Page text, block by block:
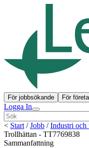
För jobbsökande För
Logga In
< Start /Jobb /Industri
Trollhättan - TT7769838
Sammanfattning